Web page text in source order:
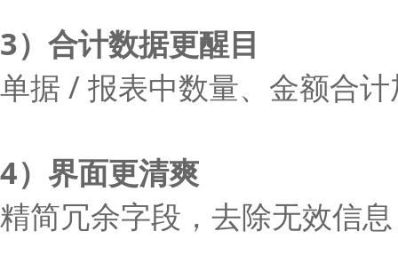
3）合计数据更醒目
单据 / 报表中数量、金额合
4）界面更清爽
精简冗余字段，去除无效信